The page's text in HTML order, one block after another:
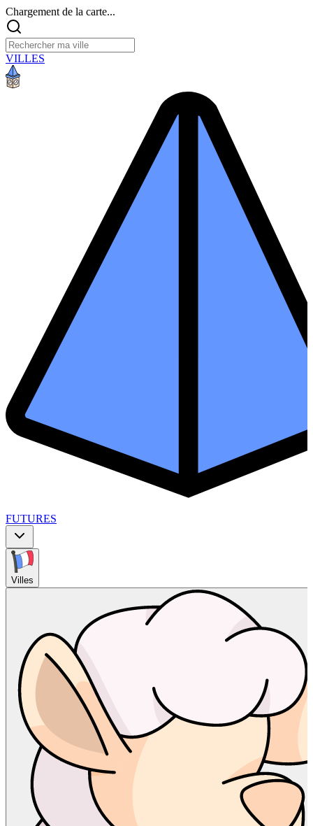
Chargement de la carte...
VILLES
FUTURES
Villes